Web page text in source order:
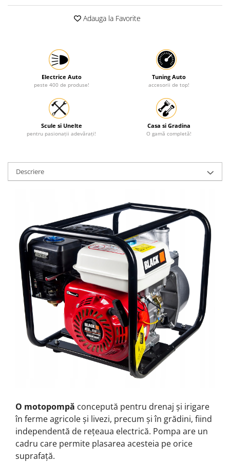
Suport auto
Suport motocicleta
Tunuri de caldura si aeroteme
Utilaje constructie
Adauga la Favorite
Electrice Auto
peste 400 de produse!
Tuning Auto
accesorii de top!
Scule si Unelte
pentru pasionații adevărați!
Casa si Gradina
O gamă completă!
Descriere
O motopompă concepută pentru drenaj și irigare
în ferme agricole și livezi, precum și în grădini, fiind
independentă de rețeaua electrică. Pompa are un
cadru care permite plasarea acesteia pe orice
suprafață.